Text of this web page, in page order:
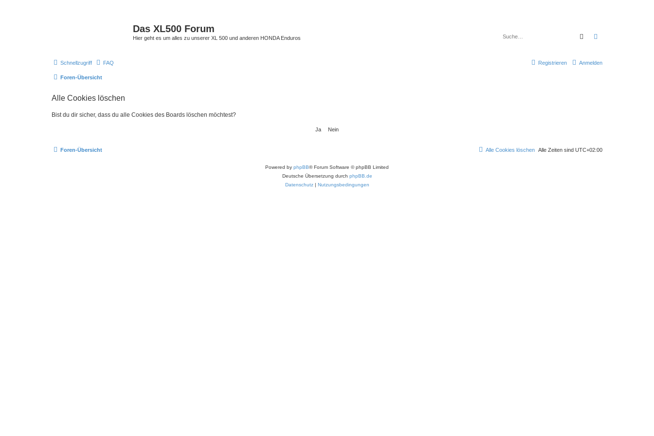
Das XL500 Forum
Hier geht es um alles zu unserer XL 500 und anderen HONDA Enduros Suche
Schnellzugriff FAQ Anmelden
Registrieren
Foren-Übersicht
Alle Cookies löschen
Bist du dir sicher, dass du alle Cookies des Boards löschen möchtest?
Foren-Übersicht Alle Zeiten sind UTC+02:00
Alle Cookies löschen
Powered by phpBB® Forum Software © phpBB Limited
Deutsche Übersetzung durch phpBB.de
Datenschutz| Nutzungsbedingungen